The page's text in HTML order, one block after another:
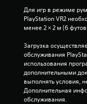
Для игр в режиме
PlayStation VR2
менее 2 × 2 м (6
Загрузка
обслуживания
использования
дополнительными
выполнять условия,
Дополнительная
обслуживания.